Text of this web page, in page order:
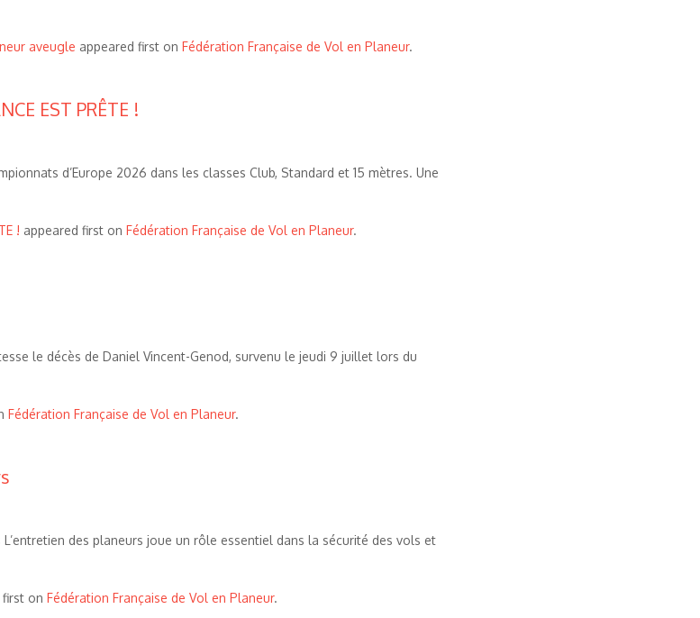
aveugle appeared first on Fédération Française de Vol en Planeur.
EST PRÊTE !
d’Europe 2026 dans les classes Club, Standard et 15 mètres. Une
! appeared first on Fédération Française de Vol en Planeur.
le décès de Daniel Vincent-Genod, survenu le jeudi 9 juillet lors du
Fédération Française de Vol en Planeur.
des planeurs joue un rôle essentiel dans la sécurité des vols et
first on Fédération Française de Vol en Planeur.